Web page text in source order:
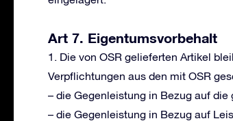
Art 7. Eigentumsvorbehalt
1. Die von OSR gelieferten Artikel
Verpflichtungen aus den mit OSR
– die Gegenleistung in Bezug auf
– die Gegenleistung in Bezug auf